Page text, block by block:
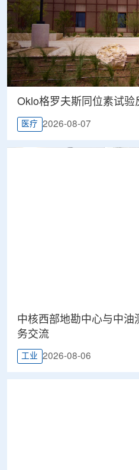
Oklo格罗夫斯同位素试验
医疗 2026-08-07
中核西部地勘中心与中油
务交流
工业 2026-08-06